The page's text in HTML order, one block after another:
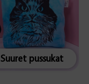
Suuret pussukat